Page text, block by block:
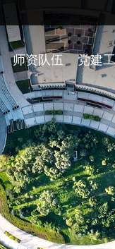
师资队伍 党建